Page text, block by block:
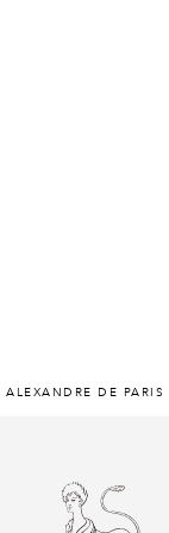
ALEXANDRE DE PARIS